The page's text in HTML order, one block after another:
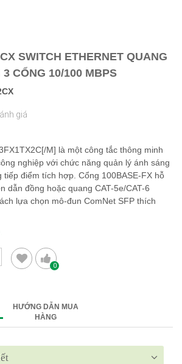
SWITCH ETHERNET QUANG
CỔNG 10/100 MBPS
giá
M] là một công tắc thông minh
nghiệp với chức năng quản lý ánh sáng
tiếp điểm tích hợp. Cổng 100BASE-FX hỗ
dẫn đồng hoặc quang CAT-5e/CAT-6
lựa chọn mô-đun ComNet SFP thích
0
HƯỚNG DẪN MUA
HÀNG